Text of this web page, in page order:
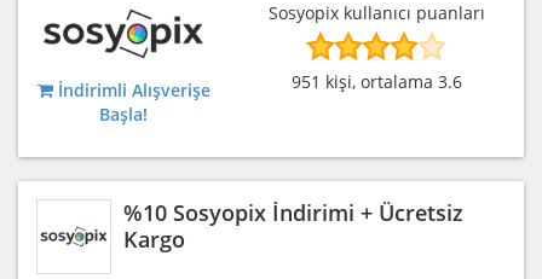
İndirimli Alışverişe
Başla!
Sosyopix kullanıcı puanları
951 kişi, ortalama 3.6
%10 Sosyopix İndirimi + Ücretsiz
Kargo